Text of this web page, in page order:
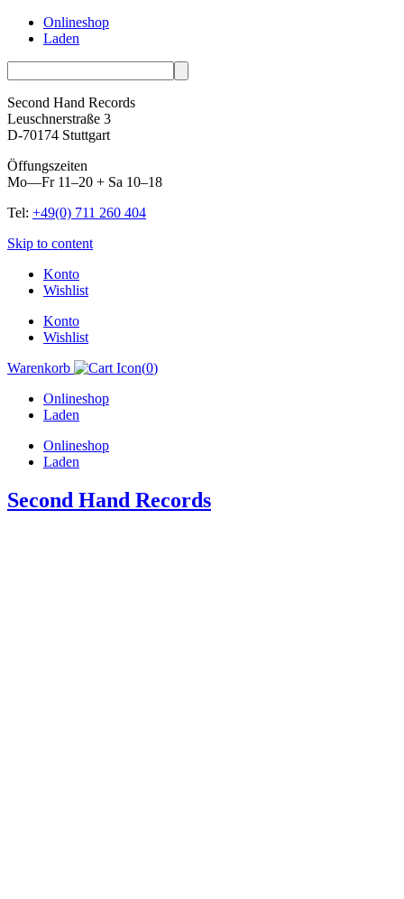
Onlineshop
Laden
Second Hand Records
Leuschnerstraße 3
D-70174 Stuttgart
Öffungszeiten
Mo—Fr 11–20 + Sa 10–18
Tel: +49(0) 711 260 404
Skip to content
Konto
Wishlist
Konto
Wishlist
Warenkorb
(0)
Onlineshop
Laden
Onlineshop
Laden
Second Hand Records